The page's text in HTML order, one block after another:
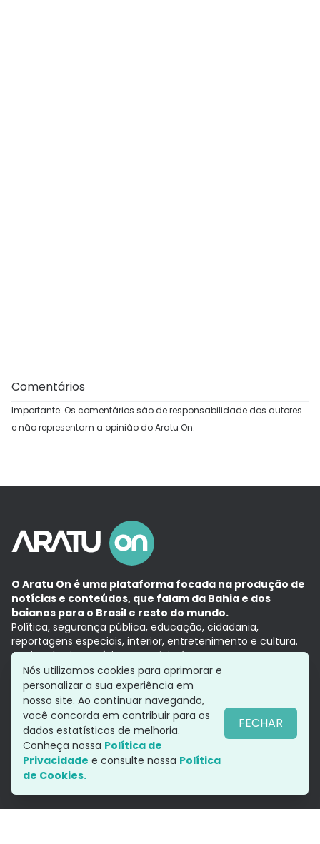
Comentários
Importante: Os comentários são de responsabilidade dos autores
e não representam a opinião do Aratu On.
O Aratu On é uma plataforma focada na produção de
notícias e conteúdos, que falam da Bahia e dos
baianos para o Brasil e resto do mundo.
Política, segurança pública, educação, cidadania,
reportagens especiais, interior, entretenimento e cultura.
Aqui, tudo vira notícia e a notícia é no tempo presente,
com a credibilidade do Grupo Aratu.
Grupo Aratu
Política de privacidade
Siga-nos
Nós utilizamos cookies para aprimorar e
personalizar a sua experiência em
nosso site. Ao continuar navegando,
você concorda em contribuir para os
dados estatísticos de melhoria.
Conheça nossa Política de
Privacidade e consulte nossa Política
de Cookies.
FECHAR